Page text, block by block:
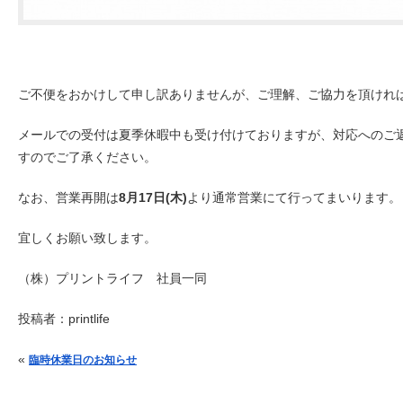
ご不便をおかけして申し訳ありませんが、ご理解、ご協力を頂けれ
メールでの受付は夏季休暇中も受け付けておりますが、対応への
すのでご了承ください。
なお、営業再開は8月17日(木)より通常営業にて行ってまいります。
宜しくお願い致します。
（株）プリントライフ 社員一同
投稿者： printlife
投稿ナビゲーション
« 臨時休業日のお知らせ